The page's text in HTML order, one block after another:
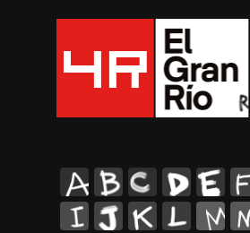
A B C D E F